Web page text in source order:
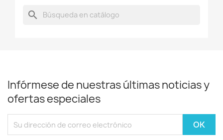
search
Infórmese de nuestras últimas noticias y
ofertas especiales